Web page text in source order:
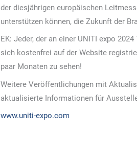
der diesjährigen europäischen
unterstützen können, die Zukunft der
EK: Jeder, der an einer UNITI expo
sich kostenfrei auf der Website
paar Monaten zu sehen!
Weitere Veröffentlichungen mit
aktualisierte Informationen für
www.uniti-expo.com